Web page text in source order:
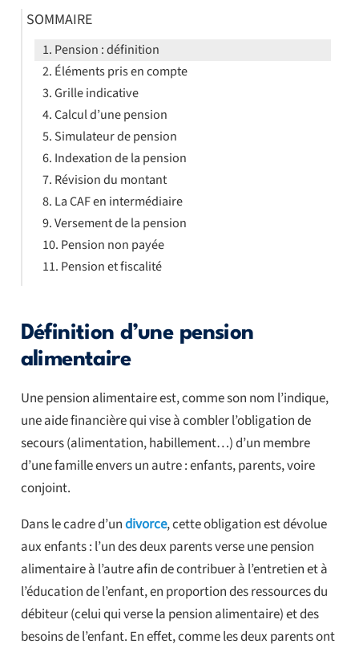
Définition d’une pension
alimentaire
Une pension alimentaire est, comme son nom l’indique,
une aide financière qui vise à combler l’obligation de
secours (alimentation, habillement…) d’un membre
d’une famille envers un autre : enfants, parents, voire
conjoint.
Dans le cadre d’undivorce, cette obligation est dévolue
aux enfants : l’un des deux parents verse une pension
alimentaire à l’autre afin de contribuer à l’entretien et à
l’éducation de l’enfant, en proportion des ressources du
débiteur (celui qui verse la pension alimentaire) et des
besoins de l’enfant. En effet, comme les deux parents ont
SOMMAIRE
Pension : définition
Éléments pris en compte
Grille indicative
Calcul d’une pension
Simulateur de pension
Indexation de la pension
Révision du montant
La CAF en intermédiaire
Versement de la pension
Pension non payée
Pension et fiscalité